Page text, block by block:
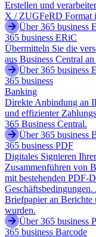
Erstellen und
X / ZUGFeRD Format
Über 365 business
365 business ERiC
Übermitteln Sie die
aus Business Central
Über 365 business
365 business
Banking
Direkte Anbindung an
und effizienter
365 Business Central.
Über 365 business
365 business PDF
Digitales Signieren
Zusammenführen von
mit bestehenden PDF-
Briefpapier an Berichte
wurden.
Über 365 business
365 business Barcode